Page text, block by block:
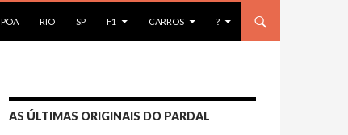
POA RIO SP F1 CARROS ?
AS ÚLTIMAS ORIGINAIS DO PARDAL